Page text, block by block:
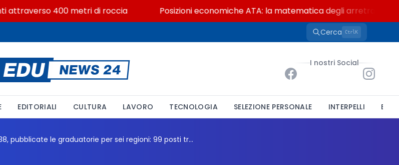
400 metri di roccia Posizioni economiche ATA: la matematica degli arretrati fino a
Cerca CtrlK
I nostri Social
EDITORIALI CULTURA LAVORO TECNOLOGIA SELEZIONE PERSONALE INTERPELLI
Concorso docenti A038, pubblicate le graduatorie per sei regioni: 99 posti tra Campania, Lazio e Lombardia